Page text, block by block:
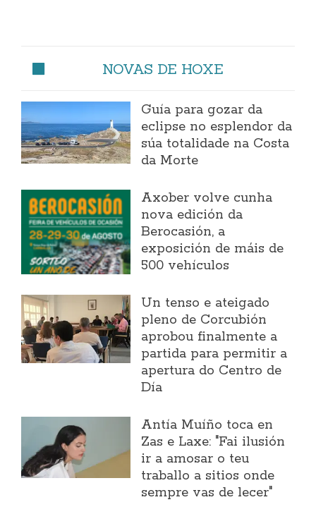
NOVAS DE HOXE
Guía para gozar da
eclipse no esplendor da
súa totalidade na Costa
da Morte
Axober volve cunha
nova edición da
Berocasión, a
exposición de máis de
500 vehículos
Un tenso e ateigado
pleno de Corcubión
aprobou finalmente a
partida para permitir a
apertura do Centro de
Día
Antía Muíño toca en
Zas e Laxe: "Fai ilusión
ir a amosar o teu
traballo a sitios onde
sempre vas de lecer"